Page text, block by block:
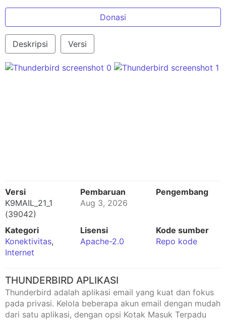
Donasi
Deskripsi Versi
Versi
K9MAIL_21_1
(39042)
Pembaruan
Aug 3, 2026
Pengembang
Kategori
Konektivitas,
Internet
Lisensi
Apache-2.0
Kode sumber
Repo kode
THUNDERBIRD APLIKASI
Thunderbird adalah aplikasi email yang kuat dan fokus
pada privasi. Kelola beberapa akun email dengan mudah
dari satu aplikasi, dengan opsi Kotak Masuk Terpadu